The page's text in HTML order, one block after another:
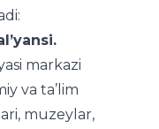
markazi
va ta’lim
muzeylar,